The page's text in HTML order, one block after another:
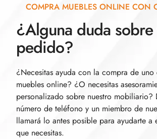
COMPRA MUEBLES ONLINE CON
¿Alguna duda
pedido?
¿Necesitas ayuda con la compra de uno
muebles online? ¿O necesitas
personalizado sobre nuestro mobiliario?
número de teléfono y un miembro de
llamará lo antes posible para ayudarte a
que necesitas.